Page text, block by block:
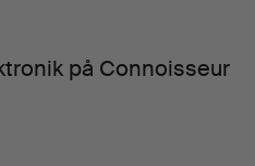
på Connoisseur